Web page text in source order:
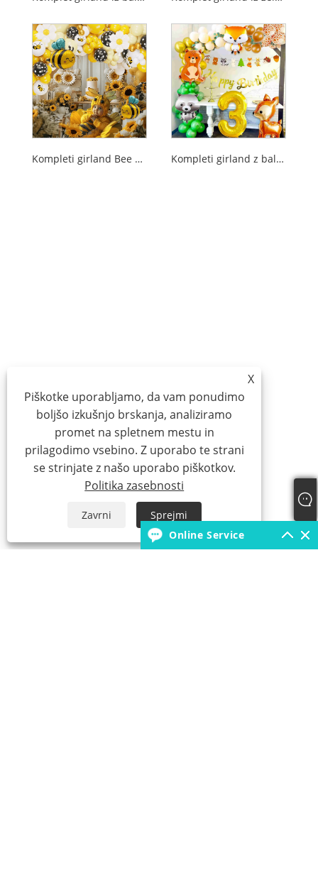
Kompleti girland Bee Balloon Kompleti girland z baloni na temo živali
X
Piškotke uporabljamo, da vam ponudimo
boljšo izkušnjo brskanja, analiziramo
promet na spletnem mestu in
prilagodimo vsebino. Z uporabo te strani
se strinjate z našo uporabo piškotkov.
Politika zasebnosti
Zavrni
Sprejmi
Online Service